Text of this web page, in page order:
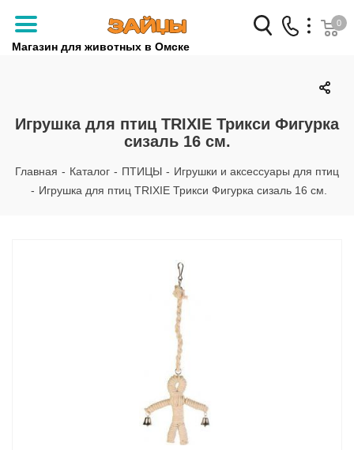
Магазин для животных в Омске
Заказать звонок
+7 (3812) 79-04-04
+7 (950) 959-88-32
0
Игрушка для птиц TRIXIE Трикси Фигурка
сизаль 16 см.
Главная - Каталог - ПТИЦЫ - Игрушки и аксессуары для птиц
- Игрушка для птиц TRIXIE Трикси Фигурка сизаль 16 см.